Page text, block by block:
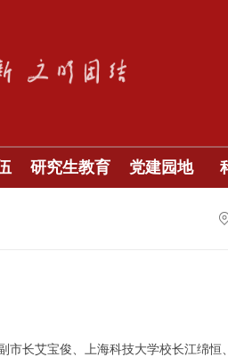
研究生教育 党建园地
市长艾宝俊、上海科技大学校长江绵